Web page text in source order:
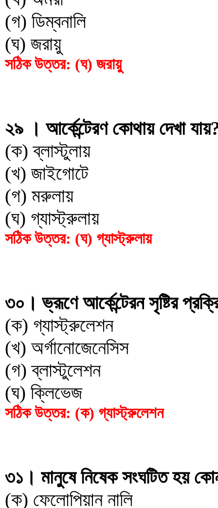
(গ) ডিম্বনালি
(ঘ) জরায়ু
সঠিক উত্তর: (ঘ) জরায়ু
২৯ । আর্কেন্টেরণ কোথায় দেখা
(ক) ব্লাস্টুলায়
(খ) জাইগোটে
(গ) মরুলায়
(ঘ) গ্যাস্ট্রুলায়
সঠিক উত্তর: (ঘ) গ্যাস্ট্রুলায়
৩০। ভ্রূণে আর্কেন্টেরন সৃষ্টির
(ক) গ্যাস্ট্রুলেশন
(খ) অর্গানোজেনেসিস
(গ) ব্লাস্টুলেশন
(ঘ) ক্লিভেজ
সঠিক উত্তর: (ক) গ্যাস্ট্রুলেশন
৩১। মানুষে নিষেক সংঘটিত হয়
(ক) ফেলোপিয়ান নালি